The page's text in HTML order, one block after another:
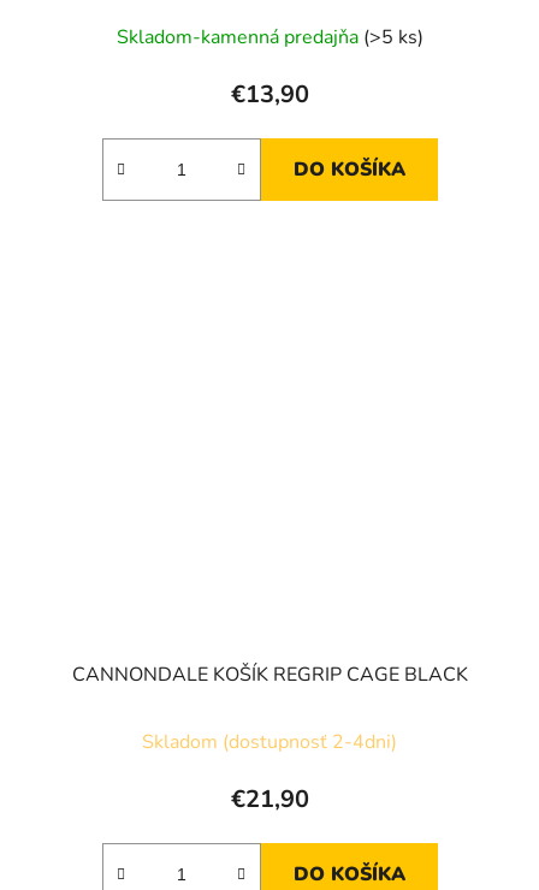
Skladom-kamenná predajňa (>5 ks)
€13,90
DO KOŠÍKA
CANNONDALE KOŠÍK REGRIP CAGE BLACK
Skladom (dostupnosť 2-4dni)
€21,90
DO KOŠÍKA